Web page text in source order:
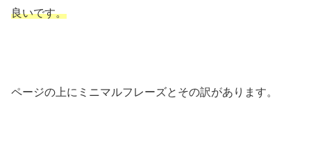
良いです。
ページの上にミニマルフレーズとその訳があります。